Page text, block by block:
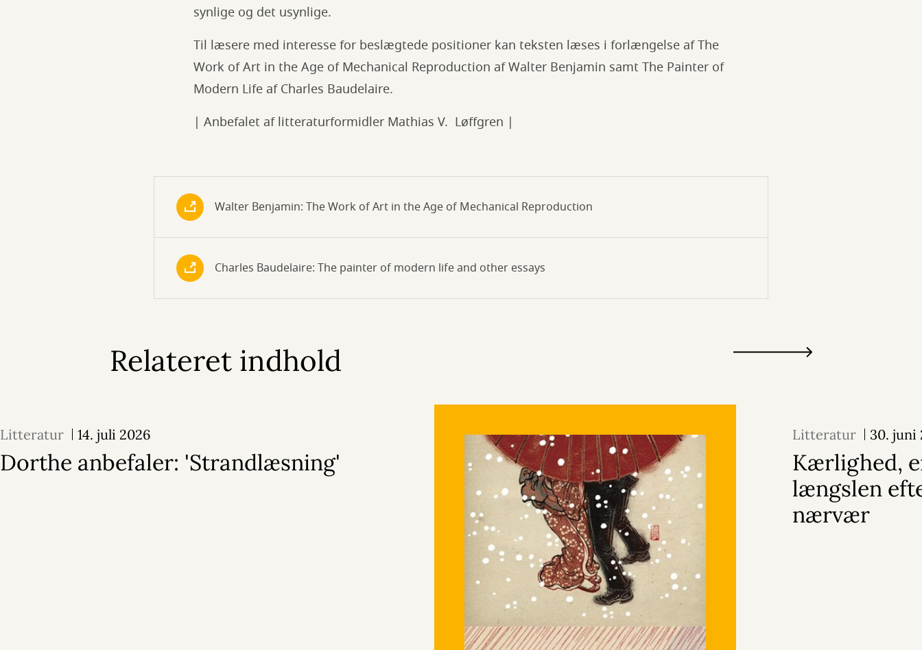
synlige og det usynlige.
Til læsere med interesse for beslægtede positioner kan teksten læses i forlængelse af The
Work of Art in the Age of Mechanical Reproduction af Walter Benjamin samt The Painter of
Modern Life af Charles Baudelaire.
| Anbefalet af litteraturformidler Mathias V. Løffgren |
Walter Benjamin: The Work of Art in the Age of Mechanical Reproduction
Charles Baudelaire: The painter of modern life and other essays
Relateret indhold
Litteratur 14. juli 2026
Dorthe anbefaler: 'Strandlæsning'
Litteratur 30. juni
Kærlighed,
længslen
nærvær